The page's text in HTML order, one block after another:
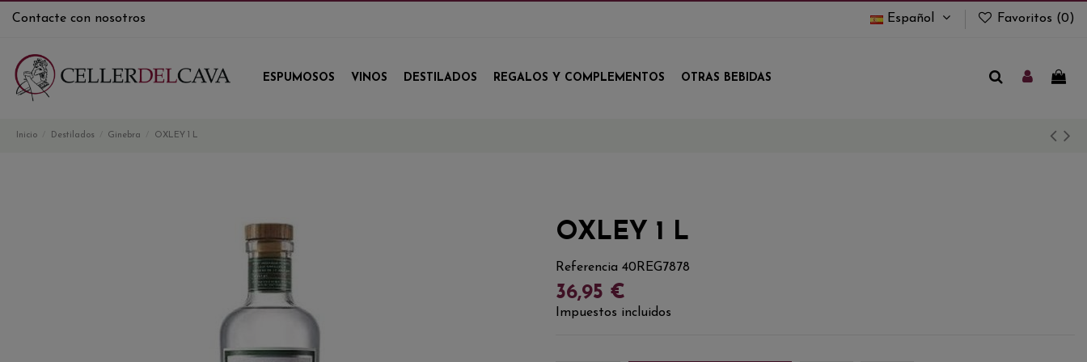
Contacte con nosotros Español Favoritos (0)
ESPUMOSOS VINOS DESTILADOS REGALOS Y COMPLEMENTOS OTRAS BEBIDAS
Inicio Destilados Ginebra OXLEY 1 L
OXLEY 1 L
Referencia 40REG7878
36,95 €
Impuestos incluidos